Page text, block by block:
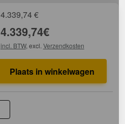
4.339,74€
4.339,74€
incl. BTW, excl. Verzendkosten
Plaats in winkelwagen